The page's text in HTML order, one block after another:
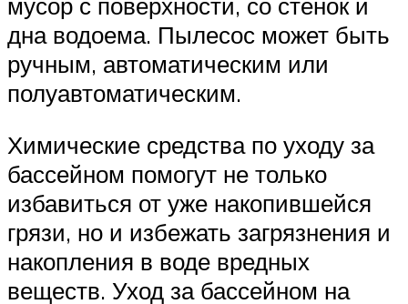
дна водоема. Пылесос может быть
ручным, автоматическим или
полуавтоматическим.
Химические средства по уходу за
бассейном помогут не только
избавиться от уже накопившейся
грязи, но и избежать загрязнения и
накопления в воде вредных
веществ. Уход за бассейном на